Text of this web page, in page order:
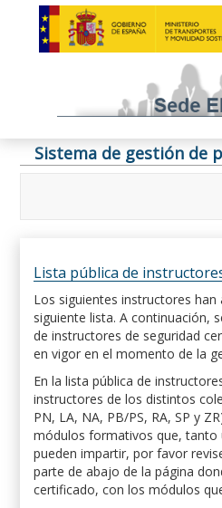
Sistema de gestión de
Lista pública de
Los siguientes instructores
siguiente lista. A continuación,
de instructores de seguridad
en vigor en el momento de la
En la lista pública de
instructores de los distintos
PN, LA, NA, PB/PS, RA, SP y
módulos formativos que,
pueden impartir, por favor
parte de abajo de la página
certificado, con los módulos